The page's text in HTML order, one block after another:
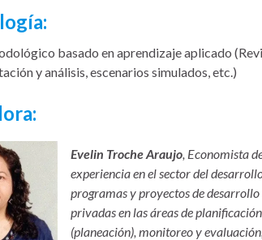
basado en aprendizaje aplicado
y análisis, escenarios simulados, etc.)
Evelin Troche Araujo, Economista
experiencia en el sector del
programas y proyectos de
privadas en las áreas de
(planeación), monitoreo y